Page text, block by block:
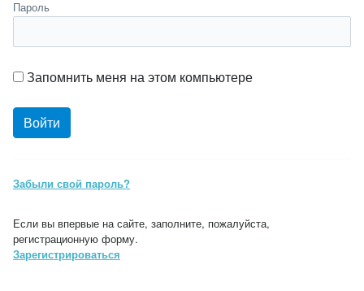
Пароль
Запомнить меня на этом компьютере
Забыли свой пароль?
Если вы впервые на сайте, заполните, пожалуйста,
регистрационную форму.
Зарегистрироваться